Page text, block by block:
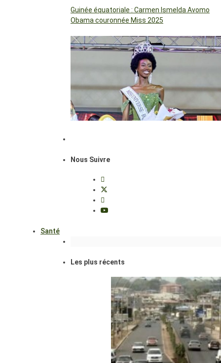
Guinée équatoriale : Carmen Ismelda Avomo
Obama couronnée Miss 2025
Nous Suivre
Santé
Les plus récents